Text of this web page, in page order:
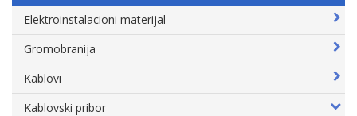
Elektroinstalacioni materijal
Gromobranija
Kablovi
Kablovski pribor